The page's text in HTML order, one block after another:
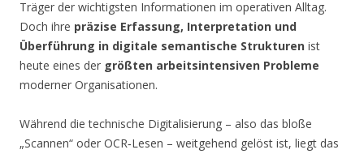
Träger der wichtigsten Informationen im operativen Alltag.
Doch ihre präzise Erfassung, Interpretation und
Überführung in digitale semantische Strukturen ist
heute eines der größten arbeitsintensiven Probleme
moderner Organisationen.
Während die technische Digitalisierung – also das bloße
„Scannen“ oder OCR‑Lesen – weitgehend gelöst ist, liegt das